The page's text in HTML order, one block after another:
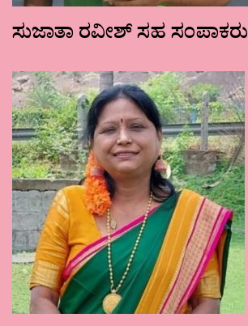
ಸುಜಾತಾ ರವೀಶ್ ಸಹ ಸಂಪಾಕರು